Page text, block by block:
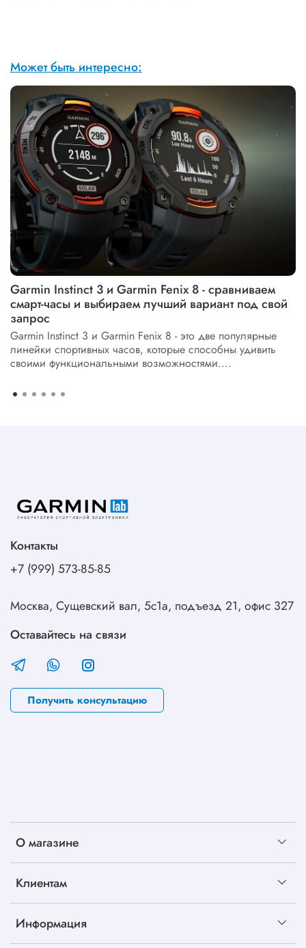
Может быть интересно:
Garmin Instinct 3 и Garmin Fenix 8 - сравниваем
смарт-часы и выбираем лучший вариант под свой
запрос
Garmin Instinct 3 и Garmin Fenix 8 - это две популярные
линейки спортивных часов, которые способны удивить
своими функциональными возможностями....
О магазине
Клиентам
Информация
Контакты
+7 (999) 573-85-85
Москва, Сущевский вал, 5с1а, подъезд 21, офис 327
Оставайтесь на связи
Получить консультацию